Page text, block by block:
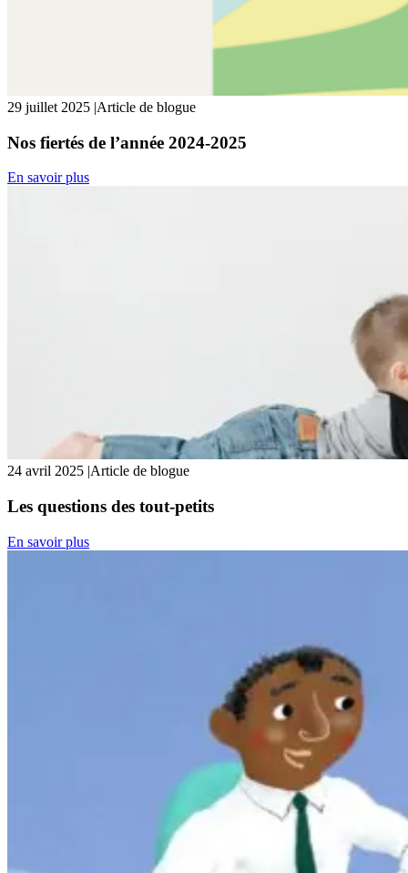
29 juillet 2025 |Article de blogue
Nos fiertés de l’année 2024-2025
En savoir plus
24 avril 2025 |Article de blogue
Les questions des tout-petits
En savoir plus